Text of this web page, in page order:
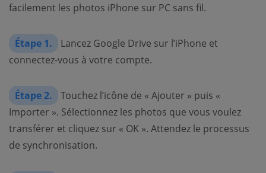
facilement les photos iPhone sur PC sans fil.
Étape 1.
Lancez Google Drive sur l’iPhone et
connectez-vous à votre compte.
Étape 2.
Touchez l’icône de « Ajouter » puis «
Importer ». Sélectionnez les photos que vous voulez
transférer et cliquez sur « OK ». Attendez le processus
de synchronisation.